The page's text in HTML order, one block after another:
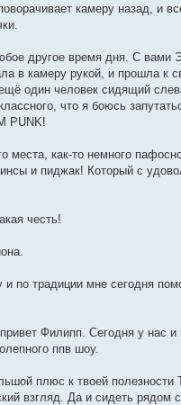
камеру назад, и
другое время дня. С вами
в камеру рукой, и прошла к
один человек сидящий
что я боюсь
PUNK!
как-то немного
и пиджак! Который с
честь!
по традиции мне сегодня
Филипп. Сегодня у нас
ппв шоу.
плюс к твоей
взгляд. Да и сидеть рядом